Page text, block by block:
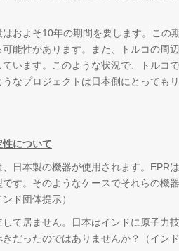
およそ10年の期間を要します。この
能性があります。また、トルコの周
います。このような状況で、トルコ
なプロジェクトは日本側にとっても
について
日本製の機器が使用されます。EPR
す。そのようなケースでそれらの機
ド団体提示）
て居ません。日本はインドに原子力
だったのではありませんか？（イン